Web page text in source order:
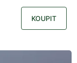
KOUPIT